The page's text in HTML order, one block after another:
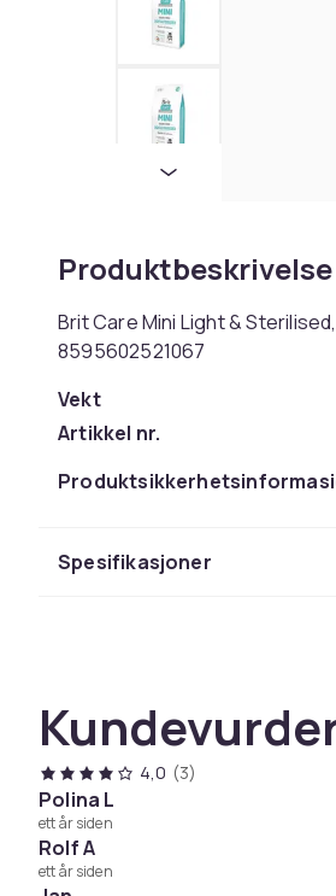
Produktbeskrivelse
Brit Care Mini Light & Sterilised,
8595602521067
Vekt
Artikkel nr.
Spesifikasjoner
4,0 (3)
Polina L
ett år siden
Rolf A
ett år siden